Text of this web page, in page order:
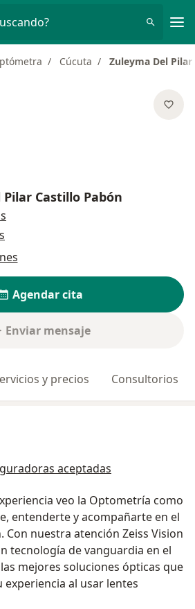
Cúcuta Zuleyma Del
Castillo Pabón
Agendar cita
Enviar mensaje
y precios Consultorios
aceptadas
veo la Optometría como
entenderte y acompañarte en el
Con nuestra atención Zeiss Vision
tecnología de vanguardia en el
mejores soluciones ópticas que
al usar lentes